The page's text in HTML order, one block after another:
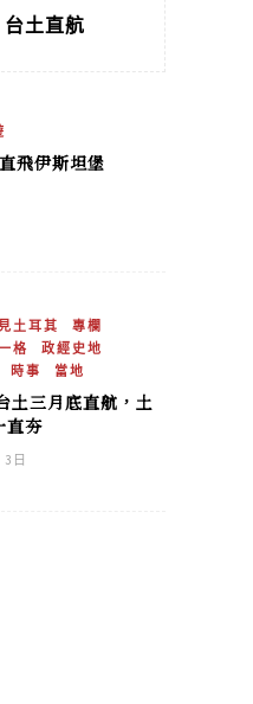
台土直航
飛伊斯坦堡
土耳其
專欄
格
政經史地
時事 當地
土三月底直航，土
直夯
日